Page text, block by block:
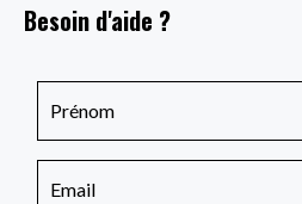
Besoin d'aide ?